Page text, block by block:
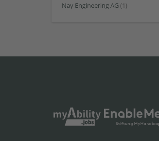
Nay Engineering AG (1)